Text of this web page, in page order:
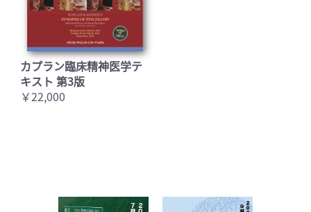
カプラン臨床精神医学テ
キスト 第3版
￥22,000